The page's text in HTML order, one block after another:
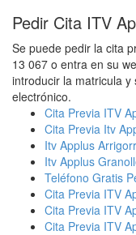
Pedir Cita ITV
Se puede pedir la cita
13 067 o entra en su
introducir la matricula
electrónico.
Cita Previa ITV
Cita Previa Itv
Itv Applus
Itv Applus
Teléfono Gratis
Cita Previa ITV
Cita Previa ITV
Cita Previa ITV